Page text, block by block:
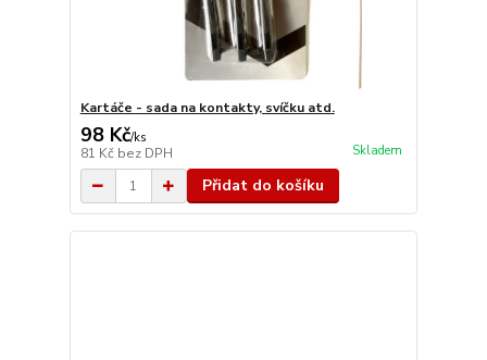
Kartáče - sada na kontakty, svíčku atd.
98 Kč/ks
81 Kč bez DPH Skladem
Přidat do košíku